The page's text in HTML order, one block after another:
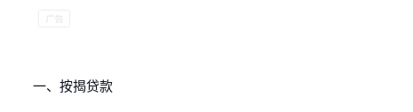
一、按揭贷款